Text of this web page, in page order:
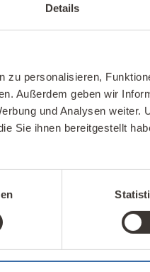
Details
zu personalisieren,
Außerdem geben wir
und Analysen weiter.
Sie ihnen bereitgestellt
Unser
Hier
Kontakte
IBN